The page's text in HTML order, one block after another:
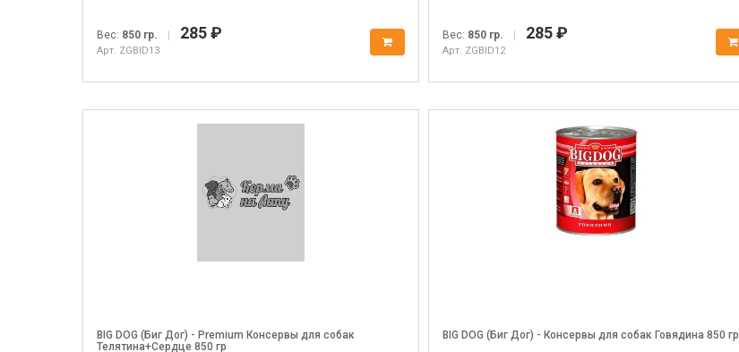
Вес: 850 гр. 285 ₽
Арт. ZGBID13
Вес: 850 гр. 285 ₽
Арт. ZGBID12
BIG DOG (Биг Дог) - Premium Консервы для собак
Телятина+Сердце 850 гр
BIG DOG (Биг Дог) - Консервы для собак Говядина 850 гр